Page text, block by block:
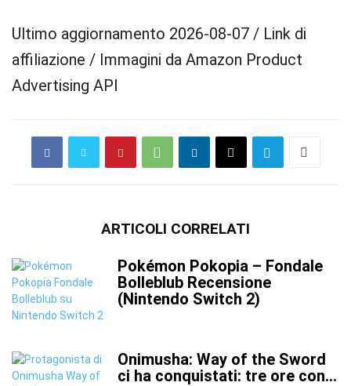
Ultimo aggiornamento 2026-08-07 / Link di
affiliazione / Immagini da Amazon Product
Advertising API
ARTICOLI CORRELATI
Pokémon Pokopia – Fondale
Bolleblub Recensione
(Nintendo Switch 2)
Onimusha: Way of the Sword
ci ha conquistati: tre ore con...